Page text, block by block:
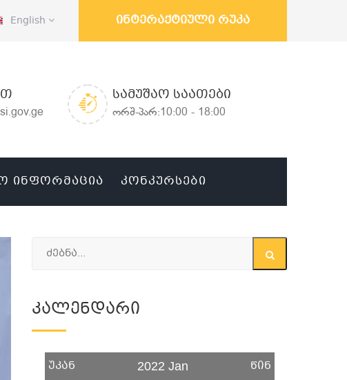
English ინტერაქტიული რუკა
ᲡᲐᲛᲣᲨᲐᲝ ᲡᲐᲐᲗᲔᲑᲘ
ორშ-პარ:10:00 - 18:00
ᲘᲜᲤᲝᲠᲛᲐᲪᲘᲐ ᲙᲝᲜᲙᲣᲠᲡᲔᲑᲘ
Კალენდარი
უკან 2022 Jan წინ